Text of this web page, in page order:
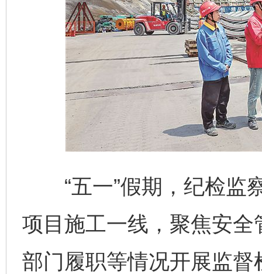
“五一”假期，纪检监
项目施工一线，聚焦安
部门履职等情况开展监